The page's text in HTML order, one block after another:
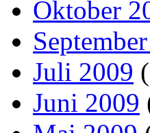
Oktober
Juli 2009
Juni 2009